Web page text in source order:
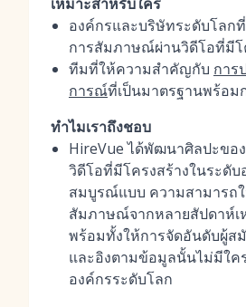
องค์กรและบริษัทระดับโลก
การสัมภาษณ์ผ่านวิดีโอที่มีโ
ทีมที่ให้ความสำคัญกับ การ
การณ์ที่เป็นมาตรฐานพร้อม
ทำไมเราถึงชอบ
HireVue ได้พัฒนาศิลปะขอ
วิดีโอที่มีโครงสร้างในระดับ
สมบูรณ์แบบ ความสามารถ
สัมภาษณ์จากหลายสัปดาห์เ
พร้อมทั้งให้การจัดอันดับผู้ส
และอิงตามข้อมูลนั้นไม่มีใค
องค์กรระดับโลก